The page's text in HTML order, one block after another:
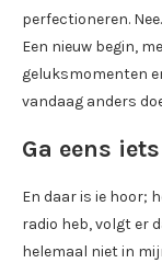
perfectioneren.
Een nieuw begin,
geluksmomenten
vandaag anders
Ga eens
En daar is ie hoor;
radio heb, volgt er
helemaal niet in